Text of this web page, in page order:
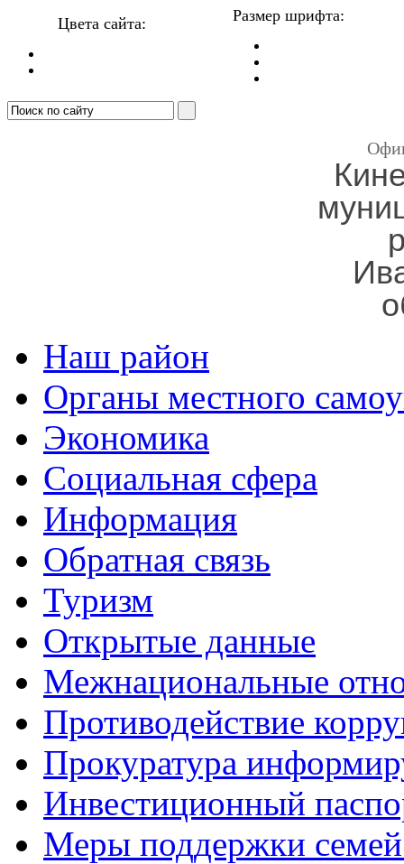
Цвета сайта: Размер шрифта:
Наш район
Органы местного
Экономика
Социальная сфера
Информация
Обратная связь
Туризм
Открытые данные
Межнациональные
Противодействие
Прокуратура
Инвестиционный
Меры поддержки